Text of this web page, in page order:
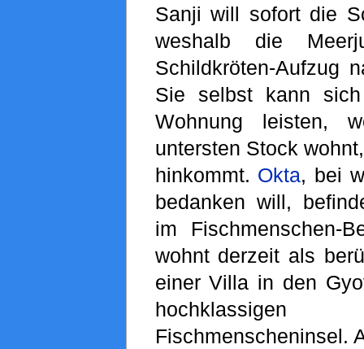
Sanji will sofort die
weshalb die
Schildkröten-Aufzug
Sie selbst kann
Wohnung leisten,
untersten Stock
hinkommt. Okta, bei
bedanken will,
im Fischmenschen-
wohnt derzeit als
einer Villa in den
Fischmenscheninsel.